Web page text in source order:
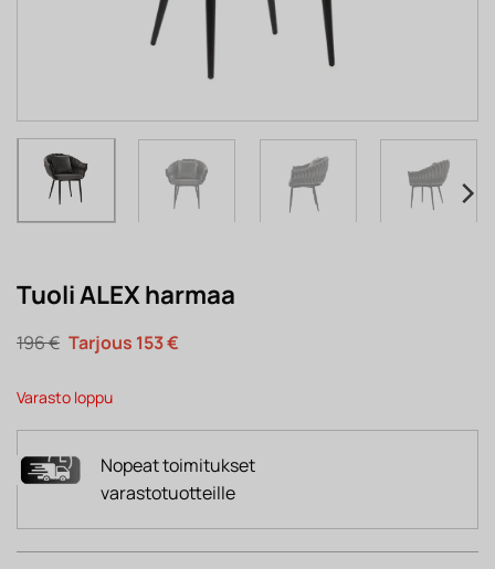
Tuoli ALEX harmaa
196€ Alkuperäinen
hinta
196 €.
153€Nykyinen
Varasto loppu
Nopeat toimitukset
varastotuotteille